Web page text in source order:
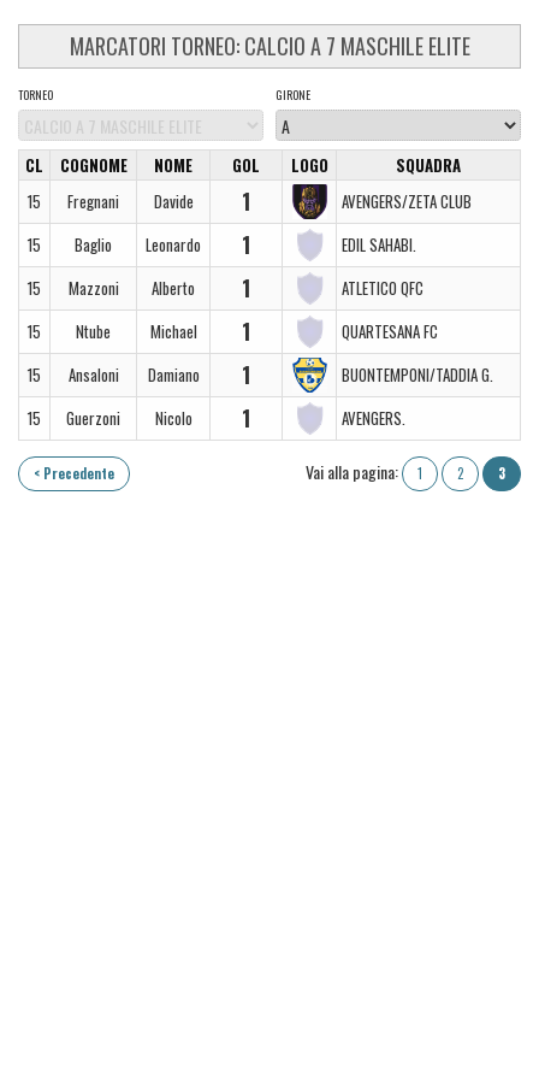
MARCATORI TORNEO: CALCIO A 7 MASCHILE ELITE
TORNEO GIRONE
CL COGNOME NOME GOL LOGO
SQUADRA
15
Fregnani Davide 1
AVENGERS/ZETA CLUB
15
Baglio Leonardo 1
EDIL SAHABI.
15
Mazzoni Alberto 1
ATLETICO QFC
15
Ntube Michael 1
QUARTESANA FC
15
Ansaloni Damiano 1
BUONTEMPONI/TADDIA G.
15
Guerzoni Nicolo 1 AVENGERS.
Vai alla pagina:
< Precedente 1 2 3